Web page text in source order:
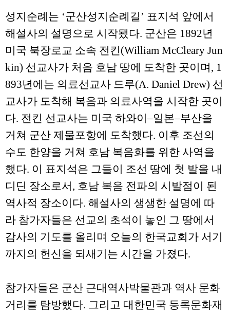
성지순례는 ‘군산성지순례길’ 표지석 앞에서
해설사의 설명으로 시작됐다. 군산은 1892년
미국 북장로교 소속 전킨(William McCleary Jun
kin) 선교사가 처음 호남 땅에 도착한 곳이며, 1
893년에는 의료선교사 드루(A. Daniel Drew) 선
교사가 도착해 복음과 의료사역을 시작한 곳이
다. 전킨 선교사는 미국 하와이–일본–부산을
거쳐 군산 제물포항에 도착했다. 이후 조선의
수도 한양을 거쳐 호남 복음화를 위한 사역을
했다. 이 표지석은 그들이 조선 땅에 첫 발을 내
디딘 장소로서, 호남 복음 전파의 시발점이 된
역사적 장소이다. 해설사의 생생한 설명에 따
라 참가자들은 선교의 초석이 놓인 그 땅에서
감사의 기도를 올리며 오늘의 한국교회가 서기
까지의 헌신을 되새기는 시간을 가졌다.
참가자들은 군산 근대역사박물관과 역사 문화
거리를 탐방했다. 그리고 대한민국 등록문화재